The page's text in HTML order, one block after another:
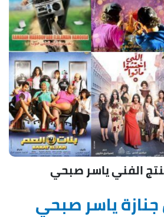
الفني ياسر صبحي
ياسر صبحي